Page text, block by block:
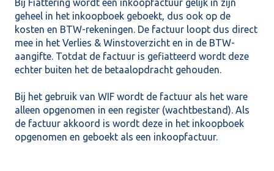
Bij Fiattering wordt een inkoopfactuur gelijk in zijn
geheel in het inkoopboek geboekt, dus ook op de
kosten en BTW-rekeningen. De factuur loopt dus direct
mee in het Verlies & Winstoverzicht en in de BTW-
aangifte. Totdat de factuur is gefiatteerd wordt deze
echter buiten het de betaalopdracht gehouden.
Bij het gebruik van WIF wordt de factuur als het ware
alleen opgenomen in een register (wachtbestand). Als
de factuur akkoord is wordt deze in het inkoopboek
opgenomen en geboekt als een inkoopfactuur.